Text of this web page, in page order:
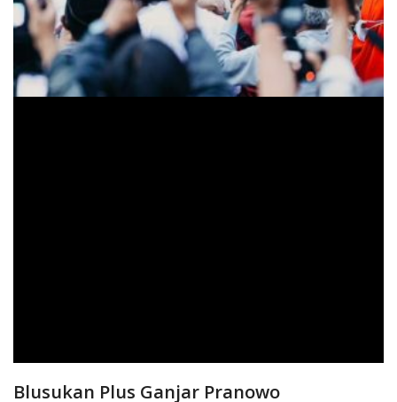
Blusukan Plus Ganjar Pranowo